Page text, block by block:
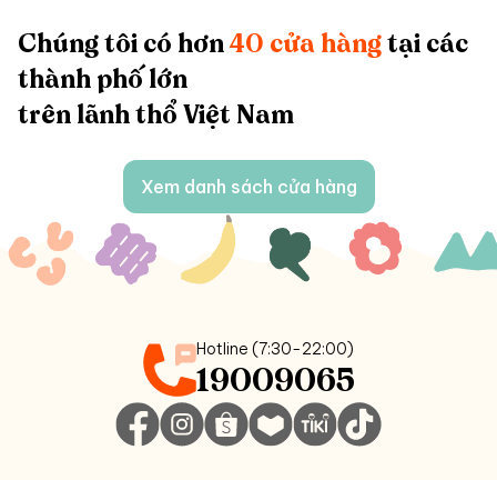
Chúng tôi có hơn 40 cửa hàng tại các
thành phố lớn
trên lãnh thổ Việt Nam
Xem danh sách cửa hàng
Hotline (7:30-22:00)
19009065